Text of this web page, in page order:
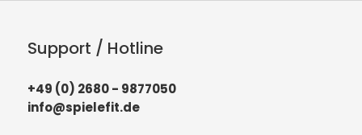
Support / Hotline
+49 (0) 2680 - 9877050
info@spielefit.de